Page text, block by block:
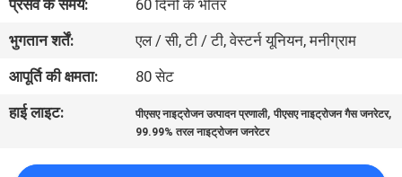
हमसे
संपर्क
करें
प्रसव के समय:
60 दिनों के भीतर
भुगतान शर्तें:
एल / सी, टी / टी, वेस्टर्न यूनियन, मनीग्राम
आपूर्ति की क्षमता:
80 सेट
हाई लाइट:
पीएसए नाइट्रोजन उत्पादन प्रणाली,पीएसए नाइट्रोजन गैस जनरेटर,
99.99% तरल नाइट्रोजन जनरेटर